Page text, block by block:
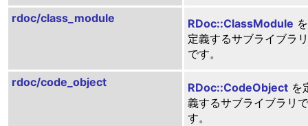
rdoc/class_module RDoc::ClassModule を
定義するサブライブラリ
です。
rdoc/code_object RDoc::CodeObjectを
義するサブライブラリで
す。